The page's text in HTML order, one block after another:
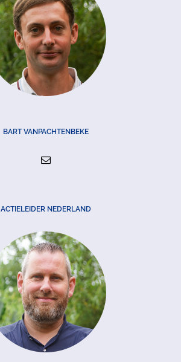
BART VANPACHTENBEKE
ACTIELEIDER NEDERLAND